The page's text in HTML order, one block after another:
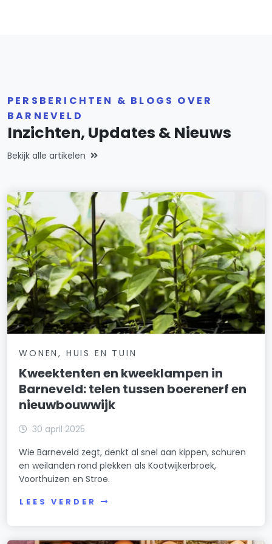
PERSBERICHTEN & BLOGS OVER
BARNEVELD
Inzichten, Updates & Nieuws
Bekijk alle artikelen
WONEN, HUIS EN TUIN
Kweektenten en kweeklampen in
Barneveld: telen tussen boerenerf en
nieuwbouwwijk
30 april 2025
Wie Barneveld zegt, denkt al snel aan kippen, schuren
en weilanden rond plekken als Kootwijkerbroek,
Voorthuizen en Stroe.
LEES VERDER